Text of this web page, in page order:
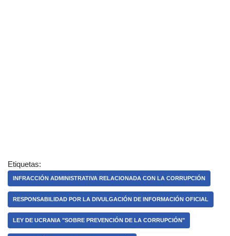
Etiquetas:
INFRACCIÓN ADMINISTRATIVA RELACIONADA CON LA CORRUPCIÓN
RESPONSABILIDAD POR LA DIVULGACIÓN DE INFORMACIÓN OFICIAL
LEY DE UCRANIA "SOBRE PREVENCIÓN DE LA CORRUPCIÓN"